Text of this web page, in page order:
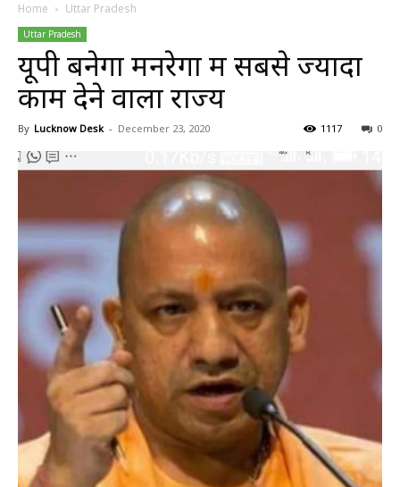
Home Uttar Pradesh
Uttar Pradesh
यूपी बनेगा मनरेगा में सबसे ज्यादा
काम देने वाला राज्य
By Lucknow Desk - December 23, 2020 0
1117